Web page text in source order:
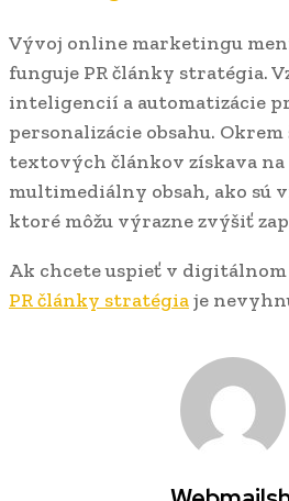
Vývoj online marketingu
funguje PR články stratégia.
inteligencií a automatizácie
personalizácie obsahu.
textových článkov získava na
multimediálny obsah, ako sú
ktoré môžu výrazne zvýšiť
Ak chcete uspieť v
PR články stratégiaje